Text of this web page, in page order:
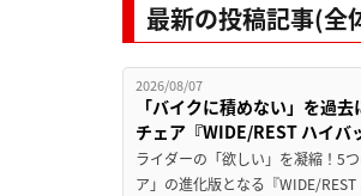
最新の投稿記事(全
2026/08/07
「バイクに積めない」を過
チェア『WIDE/REST ハイバ
ライダーの「欲しい」を凝縮！5
ア」の進化版となる『WIDE/